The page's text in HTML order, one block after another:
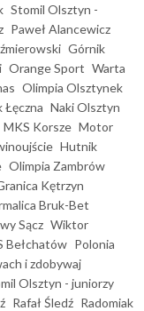
Stomil Olsztyn -
Paweł Alancewicz
Górnik
Orange Sport Warta
Olimpia Olsztynek
Łęczna Naki Olsztyn
MKS Korsze Motor
Hutnik
Olimpia Zambrów
Kętrzyn
Bruk-Bet
Sącz Wiktor
Bełchatów Polonia
i zdobywaj
Olsztyn - juniorzy
Rafał Śledź Radomiak